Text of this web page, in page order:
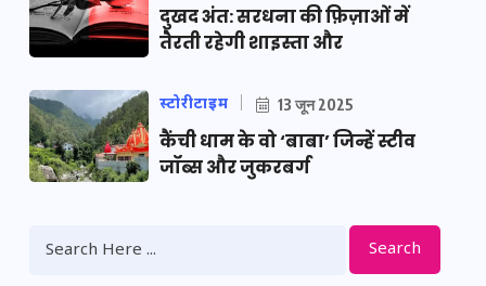
दुखद अंत: सरधना की फ़िज़ाओं में
तैरती रहेगी शाइस्ता और
स्टोरीटाइम 13 जून 2025
कैंची धाम के वो ‘बाबा’ जिन्हें स्टीव
जॉब्स और जुकरबर्ग
Search